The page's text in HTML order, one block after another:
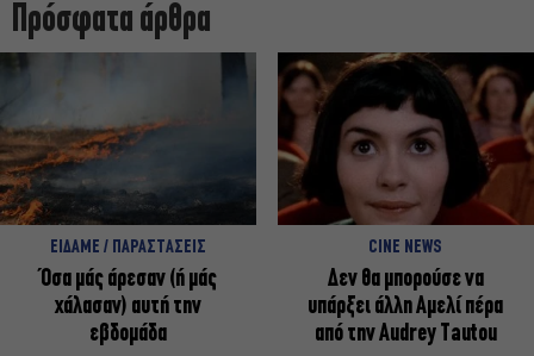
Πρόσφατα άρθρα
ΕΙΔΑΜΕ / ΠΑΡΑΣΤΑΣΕΙΣ
Όσα μάς άρεσαν (ή μάς
χάλασαν) αυτή την
εβδομάδα
CINE NEWS
Δεν θα μπορούσε να
υπάρξει άλλη Αμελί πέρα
από την Audrey Tautou